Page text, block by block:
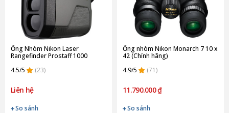
Ống Nhòm Nikon Laser
Rangefinder Prostaff 1000
4.5/5
(23)
Liên hệ
So sánh
Ống nhòm Nikon Monarch 7 10 x
42 (Chính hãng)
4.9/5
(71)
11.790.000 ₫
So sánh